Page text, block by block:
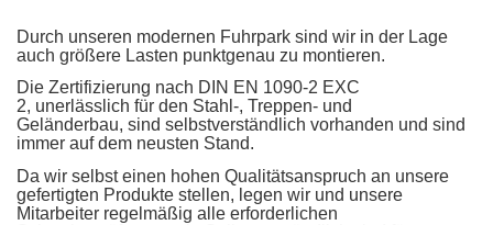
Durch unseren modernen Fuhrpark sind wir in der Lage
auch größere Lasten punktgenau zu montieren.
Die Zertifizierung nach DIN EN 1090-2 EXC
2, unerlässlich für den Stahl-, Treppen- und
Geländerbau, sind selbstverständlich vorhanden und sind
immer auf dem neusten Stand.
Da wir selbst einen hohen Qualitätsanspruch an unsere
gefertigten Produkte stellen, legen wir und unsere
Mitarbeiter regelmäßig alle erforderlichen